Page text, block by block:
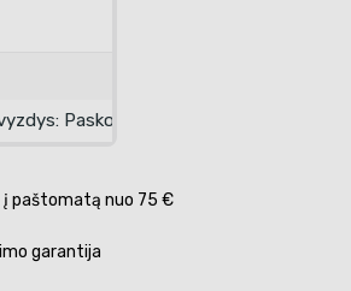
paštomatą nuo 75 €
garantija